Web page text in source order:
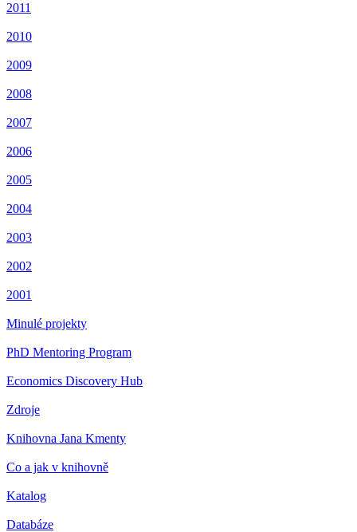
2011
2010
2009
2008
2007
2006
2005
2004
2003
2002
2001
Minulé projekty
PhD Mentoring Program
Economics Discovery Hub
Zdroje
Knihovna Jana Kmenty
Co a jak v knihovně
Katalog
Databáze